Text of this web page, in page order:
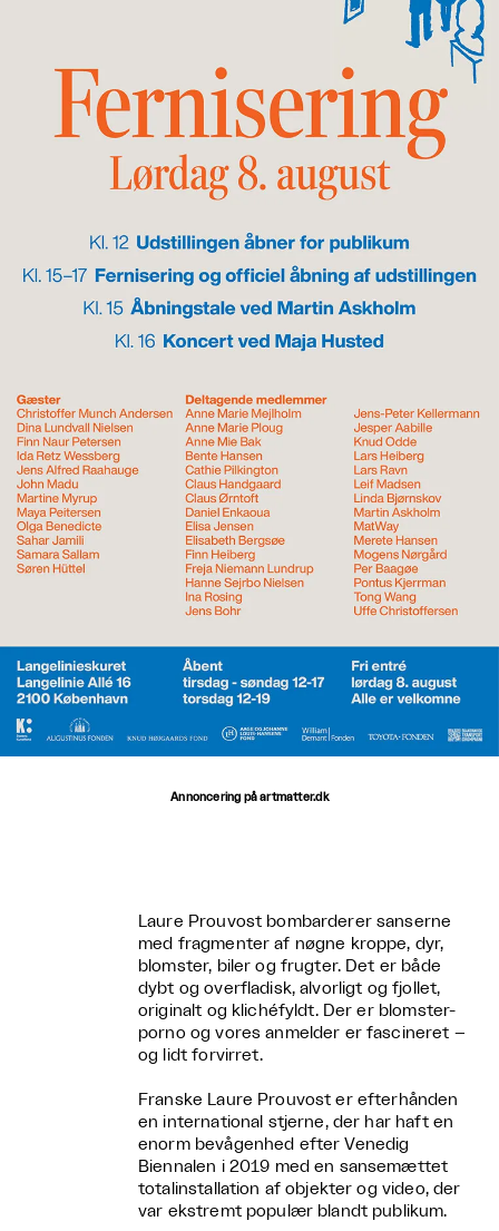
Annoncering på artmatter.dk
Laure Prouvost bombarderer sanserne
med fragmenter af nøgne kroppe, dyr,
blomster, biler og frugter. Det er både
dybt og overfladisk, alvorligt og fjollet,
originalt og klichéfyldt. Der er blomster-
porno og vores anmelder er fascineret –
og lidt forvirret.
Franske Laure Prouvost er efterhånden
en international stjerne, der har haft en
enorm bevågenhed efter Venedig
Biennalen i 2019 med en sansemættet
totalinstallation af objekter og video, der
var ekstremt populær blandt publikum.